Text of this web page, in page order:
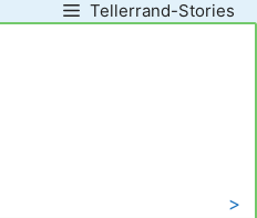
Tellerrand-Stories
>